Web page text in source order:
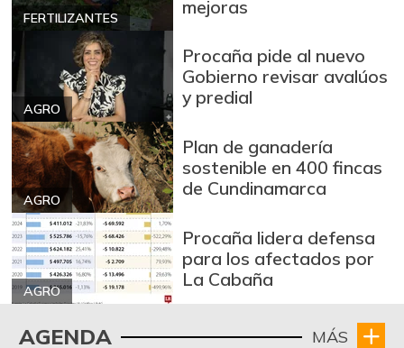
FERTILIZANTES
mejoras
AGRO
Procaña pide al nuevo
Gobierno revisar avalúos
y predial
AGRO
Plan de ganadería
sostenible en 400 fincas
de Cundinamarca
AGRO
Procaña lidera defensa
para los afectados por
La Cabaña
AGENDA MÁS